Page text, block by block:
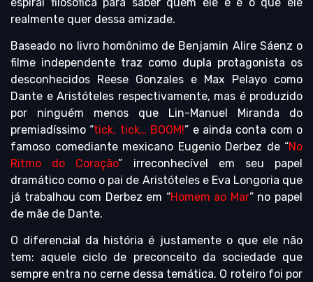
realmente quer dessa amizade.
Baseado no livro homônimo de Benjamin Alire Sáenz o
filme independente traz como dupla protagonista os
desconhecidos Reese Gonzales e Max Pelayo como
Dante e Aristóteles respectivamente, mas é produzido
por ninguém menos que Lin-Manuel Miranda do
premiadíssimo “tick, tick… BOOM!” e ainda conta com o
famoso comediante mexicano Eugenio Derbez de “No
Ritmo do Coração” irreconhecível em seu papel
dramático como o pai de Aristóteles e Eva Longoria que
já trabalhou com Derbez em “Homem ao Mar” no papel
de mãe de Dante.
O diferencial da história é justamente o que ele não
tem: aquele ciclo de preconceito da sociedade que
sempre entra no cerne dessa temática. O roteiro foi por